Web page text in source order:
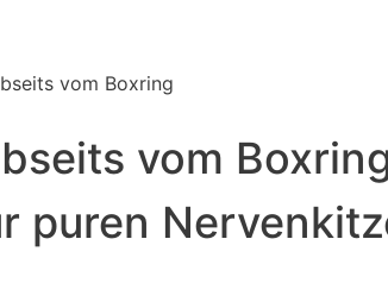
vom Boxring
vom
puren